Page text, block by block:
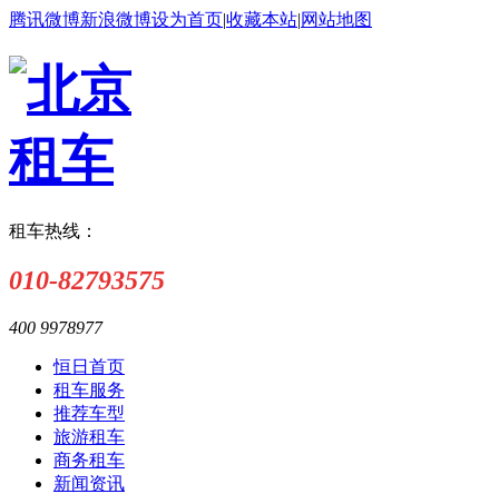
腾讯微博新浪微博设为首页|收藏本站|网站地图
租车热线：
010-82793575
400 9978977
恒日首页
租车服务
推荐车型
旅游租车
商务租车
新闻资讯